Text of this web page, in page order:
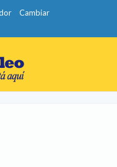
Cambiar